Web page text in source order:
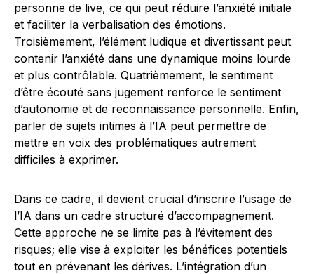
personne de live, ce qui peut réduire l’anxiété initiale
et faciliter la verbalisation des émotions.
Troisièmement, l’élément ludique et divertissant peut
contenir l’anxiété dans une dynamique moins lourde
et plus contrôlable. Quatrièmement, le sentiment
d’être écouté sans jugement renforce le sentiment
d’autonomie et de reconnaissance personnelle. Enfin,
parler de sujets intimes à l’IA peut permettre de
mettre en voix des problématiques autrement
difficiles à exprimer.
Dans ce cadre, il devient crucial d’inscrire l’usage de
l’IA dans un cadre structuré d’accompagnement.
Cette approche ne se limite pas à l’évitement des
risques; elle vise à exploiter les bénéfices potentiels
tout en prévenant les dérives. L’intégration d’un